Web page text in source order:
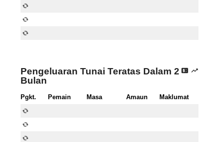
autorenew
autorenew
autorenew
Pengeluaran Tunai Teratas Dalam 2
Bulan
price_change trending_up
Pgkt. Pemain Masa Amaun Maklumat
autorenew
autorenew
autorenew